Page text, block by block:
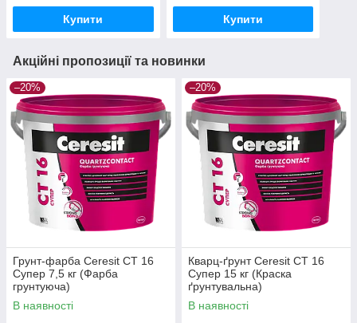
Купити Купити
Акційні пропозиції та новинки
–20%
Грунт-фарба Ceresit CT 16
Супер 7,5 кг (Фарба
грунтуюча)
В наявності
–20%
Кварц-ґрунт Ceresit CT 16
Супер 15 кг (Краска
ґрунтувальна)
В наявності